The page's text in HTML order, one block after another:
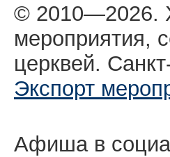
© 2010—2026.
мероприятия,
церквей.
Экспорт
Афиша в